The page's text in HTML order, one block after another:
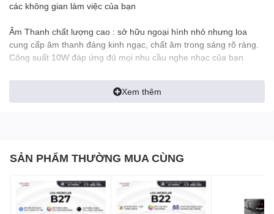
các không gian làm việc của bạn
Âm Thanh chất lượng cao : sở hữu ngoại hình nhỏ nhưng loa
cung cấp âm thanh đáng kinh ngạc, chất âm trong sáng rõ ràng.
Công suất 10W đáp ứng đủ mọi nhu cầu nghe nhạc của bạn
Jack cắm 3.5mm : sử dụng jack 3.5mm tương thích với nhiều
thiết bị như máy tính,máy tính bảng, điện thoại,máy nghe nhạc,
- hệ thống loa : 2.0
- công suất : 10W
- tần số đáp ứng : 120Hz - 20 KHz
Xem thêm
SẢN PHẨM THƯỜNG MUA CÙNG